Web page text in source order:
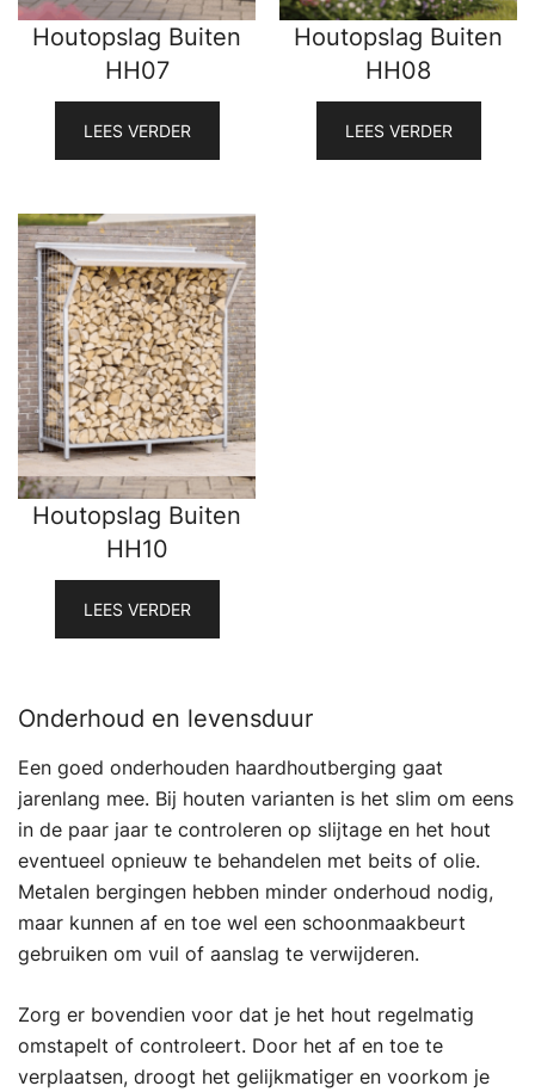
Houtopslag Buiten
HH07
LEES VERDER
Houtopslag Buiten
HH08
LEES VERDER
Houtopslag Buiten
HH10
LEES VERDER
Onderhoud en levensduur
Een goed onderhouden haardhoutberging gaat
jarenlang mee. Bij houten varianten is het slim om eens
in de paar jaar te controleren op slijtage en het hout
eventueel opnieuw te behandelen met beits of olie.
Metalen bergingen hebben minder onderhoud nodig,
maar kunnen af en toe wel een schoonmaakbeurt
gebruiken om vuil of aanslag te verwijderen.
Zorg er bovendien voor dat je het hout regelmatig
omstapelt of controleert. Door het af en toe te
verplaatsen, droogt het gelijkmatiger en voorkom je